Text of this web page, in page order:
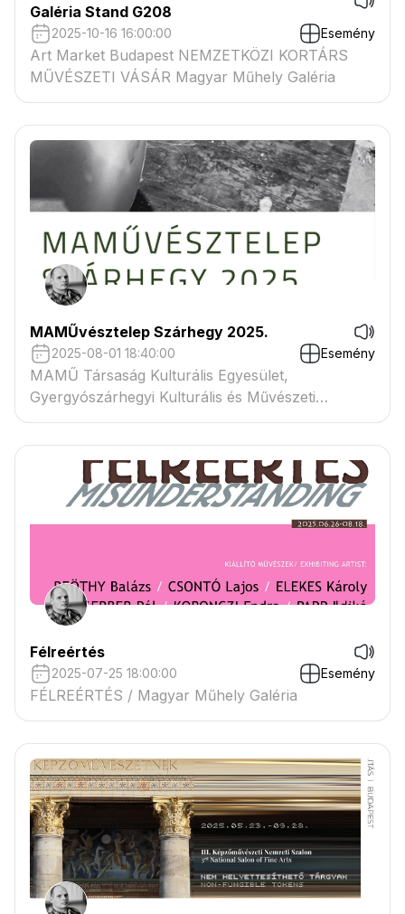
Galéria Stand G208
2025-10-16 16:00:00 Esemény
Art Market Budapest NEMZETKÖZI KORTÁRS
MŰVÉSZETI VÁSÁR Magyar Műhely Galéria
MAMŰvésztelep Szárhegy 2025.
2025-08-01 18:40:00 Esemény
MAMŰ Társaság Kulturális Egyesület,
Gyergyószárhegyi Kulturális és Művészeti
Központ, MMA-MMKI
Félreértés
2025-07-25 18:00:00 Esemény
FÉLREÉRTÉS / Magyar Műhely Galéria